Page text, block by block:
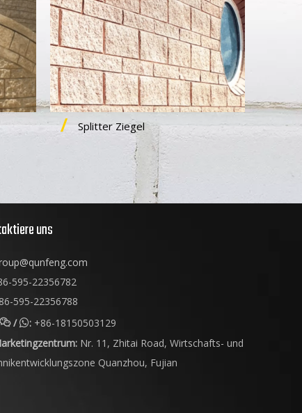
Splitter Ziegel
uns
595-22356782
595-22356788
/: +86-18150503129
Nr. 11, Zhitai Road, Wirtschafts- und
Quanzhou, Fujian